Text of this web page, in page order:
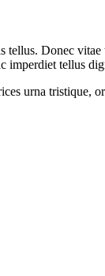
Donec
imperdiet tellus
urna tristique,